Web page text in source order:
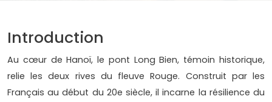
Introduction
Au cœur de Hanoï, le pont Long Bien, témoin historique,
relie les deux rives du fleuve Rouge. Construit par les
Français au début du 20e siècle, il incarne la résilience du